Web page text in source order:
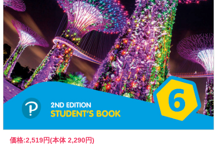
価格:2,519円(本体 2,290円)